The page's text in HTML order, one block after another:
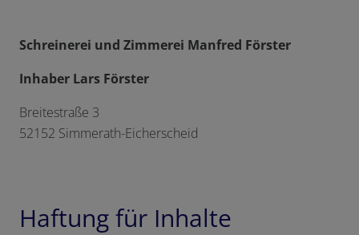
Schreinerei und Zimmerei Manfred Förster
Inhaber Lars Förster
Breitestraße 3
52152 Simmerath-Eicherscheid
Haftung für Inhalte